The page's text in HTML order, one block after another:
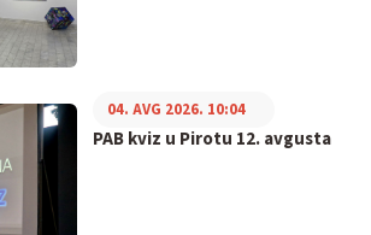
PAB kviz u Pirotu 12. avgusta
04. AVG 2026. 10:04